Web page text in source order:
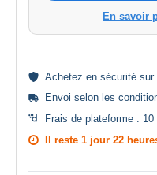
En savoir
Achetez en sécurité sur
Envoi selon les
Frais de plateforme : 10
Il reste 1 jour 22